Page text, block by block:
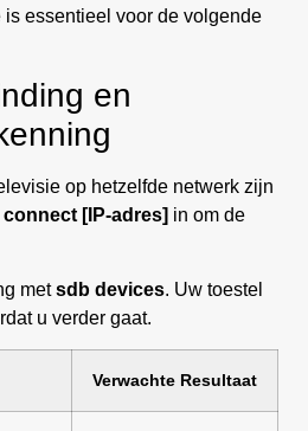
essentieel voor de volgende
en
op hetzelfde netwerk zijn
[IP-adres] in om de
metsdb devices. Uw toestel
u verder gaat.
Verwachte Resultaat